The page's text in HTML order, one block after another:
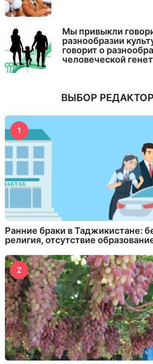
Мы привыкли
разнообразии
говорит о
человеческой
ВЫБОР
1
Ранние браки в Таджикистане:
религия, отсутствие
2